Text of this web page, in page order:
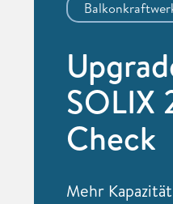
SOLIX
Check
Mehr